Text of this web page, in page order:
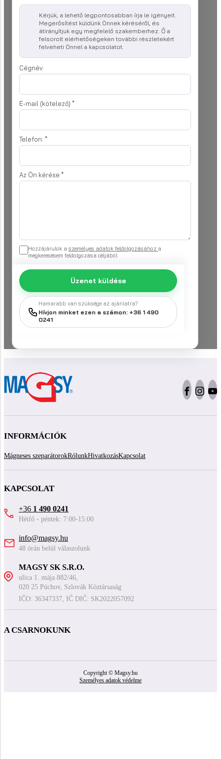
Kérjük, a lehető legpontosabban írja le igényeit.
Megerősítést küldünk Önnek kéréséről, és
átirányítjuk egy megfelelő szakemberhez. Ő a
felsorolt elérhetőségeken további részletekért
felveheti Önnel a kapcsolatot.
Cégnév:
E-mail (kötelező) *
Telefon: *
Az Ön kérése *
Hozzájárulok a személyes adatok feldolgozásához a
megkeresésem feldolgozása céljából
Üzenet küldése
Hamarabb van szüksége az ajánlatra?
Hívjon minket ezen a számon: +36 1 490
0241
INFORMÁCIÓK
Mágneses szeparátorokRólunkHivatkozásKapcsolat
KAPCSOLAT
+36 1 490 0241
Hétfő - péntek: 7:00-15:00
info@magsy.hu
48 órán belül válaszolunk
MAGSY SK S.R.O.
ulica 1. mája 882/46,
020 25 Púchov, Szlovák Köztársaság
IČO: 36347337, IČ DIČ: SK2022057092
A CSARNOKUNK
Copyright © Magsy.hu
Személyes adatok védelme